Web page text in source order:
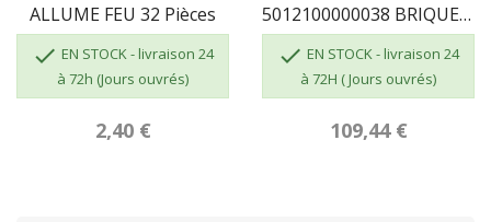
ALLUME FEU 32 Pièces
 EN STOCK - livraison 24
à 72h (Jours ouvrés)
2,40 €
5012100000038 BRIQUE COTE GAUCHE Melisse 75 Et...
 EN STOCK - livraison 24
à 72H ( Jours ouvrés)
109,44 €